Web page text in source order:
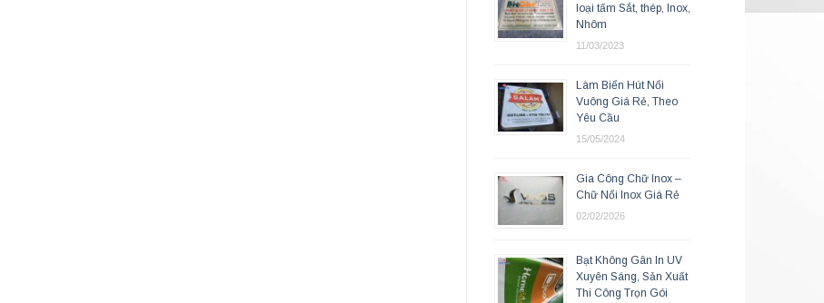
loại tấm Sắt, thép, Inox,
Nhôm
11/03/2023
Làm Biển Hút Nổi
Vuông Giá Rẻ, Theo
Yêu Cầu
15/05/2024
Gia Công Chữ Inox –
Chữ Nổi Inox Giá Rẻ
02/02/2026
Bạt Không Gân In UV
Xuyên Sáng, Sản Xuất
Thi Công Trọn Gói